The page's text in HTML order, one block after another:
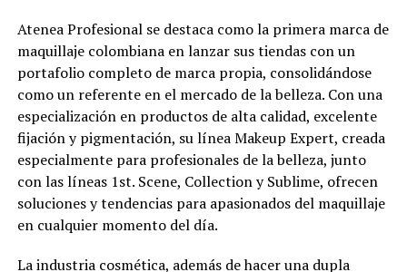
Atenea Profesional se destaca como la primera marca de
maquillaje colombiana en lanzar sus tiendas con un
portafolio completo de marca propia, consolidándose
como un referente en el mercado de la belleza. Con una
especialización en productos de alta calidad, excelente
fijación y pigmentación, su línea Makeup Expert, creada
especialmente para profesionales de la belleza, junto
con las líneas 1st. Scene, Collection y Sublime, ofrecen
soluciones y tendencias para apasionados del maquillaje
en cualquier momento del día.
La industria cosmética, además de hacer una dupla